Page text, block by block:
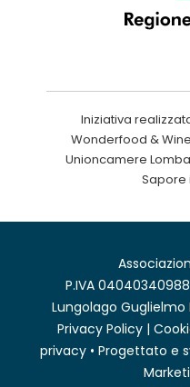
Iniziativa
Wonderfood &
Unioncamere
Sapore
P.IVA
Lungolago Guglielmo
Privacy Policy |
privacy• Progettato e